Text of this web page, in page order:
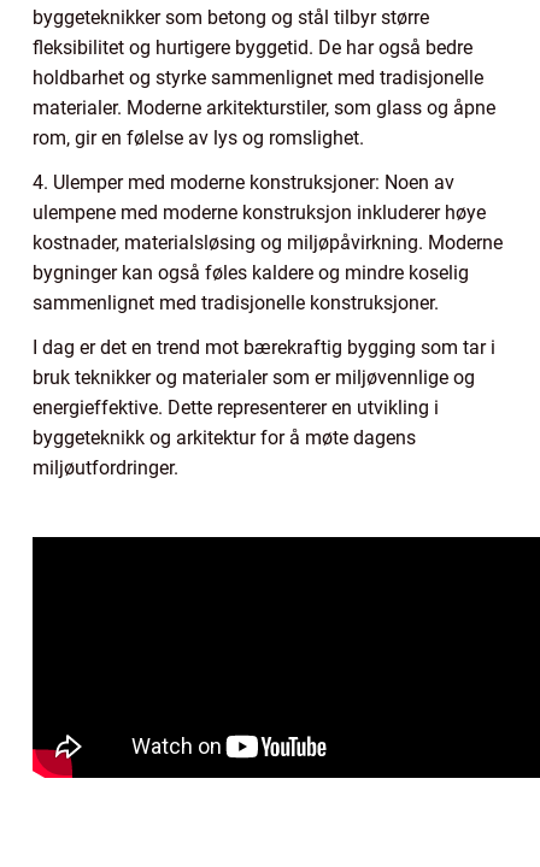
byggeteknikker som betong og stål tilbyr større
fleksibilitet og hurtigere byggetid. De har også bedre
holdbarhet og styrke sammenlignet med tradisjonelle
materialer. Moderne arkitekturstiler, som glass og åpne
rom, gir en følelse av lys og romslighet.
4. Ulemper med moderne konstruksjoner: Noen av
ulempene med moderne konstruksjon inkluderer høye
kostnader, materialsløsing og miljøpåvirkning. Moderne
bygninger kan også føles kaldere og mindre koselig
sammenlignet med tradisjonelle konstruksjoner.
I dag er det en trend mot bærekraftig bygging som tar i
bruk teknikker og materialer som er miljøvennlige og
energieffektive. Dette representerer en utvikling i
byggeteknikk og arkitektur for å møte dagens
miljøutfordringer.